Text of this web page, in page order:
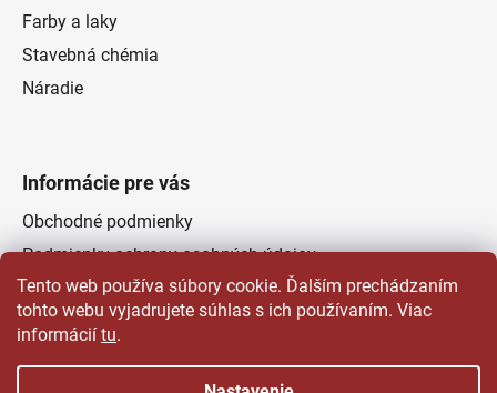
Tento web používa súbory cookie. Ďalším prechádzaním
tohto webu vyjadrujete súhlas s ich používaním. Viac
informácií tu.
Farby a laky
Stavebná chémia
Náradie
Informácie pre vás
Obchodné podmienky
Podmienky ochrany osobných údajov
Odstúpenie od zmluvy
Kontakty